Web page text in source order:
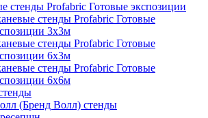
стенды Profabric Готовые экспозиции
стенды Profabric Готовые
3х3м
стенды Profabric Готовые
6х3м
стенды Profabric Готовые
6х6м
(Бренд Волл) стенды